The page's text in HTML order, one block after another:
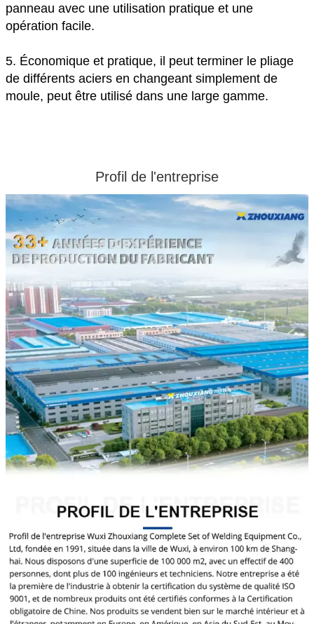
panneau avec une utilisation pratique et une
opération facile.
5. Économique et pratique, il peut terminer le pliage
de différents aciers en changeant simplement de
moule, peut être utilisé dans une large gamme.
Profil de l'entreprise